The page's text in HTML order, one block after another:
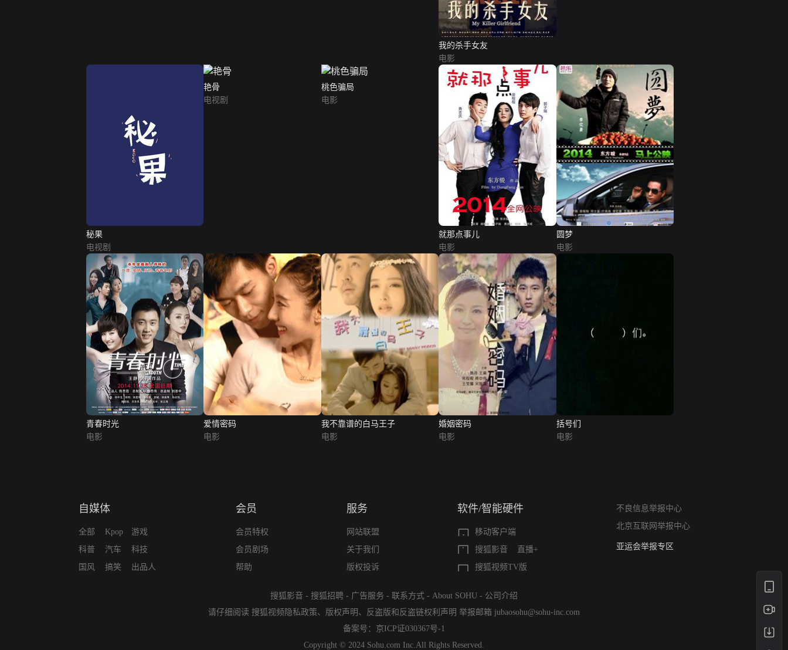
我的杀手女友
电影
秘果
电视剧
艳骨
电视剧
桃色骗局
电影
就那点事儿
电影
圆梦
电影
青春时光
电影
爱情密码
电影
我不靠谱的白马王子
电影
婚姻密码
电影
括号们
电影
自媒体
全部
科普
国风
Kpop
汽车
搞笑
游戏
科技
出品人
会员
会员特权
会员剧场
帮助
服务
网站联盟
关于我们
版权投诉
软件/智能硬件
移动客户端
搜狐影音
直播+
搜狐视频TV版
不良信息举报中心
北京互联网举报中心
12318 文化市场举报
算法推荐专项举报
涉历史虚无举报
搜狐影音 - 搜狐招聘 - 广告服务 - 联系方式 - About SOHU - 公司介绍
请仔细阅读 搜狐视频隐私政策、 版权声明 、 反盗版和反盗链权利声明 举报邮箱 jubaosohu@sohu-inc.com
备案号： 京ICP证030367号-1
Copyright © 2024 Sohu.com Inc.All Rights Reserved.